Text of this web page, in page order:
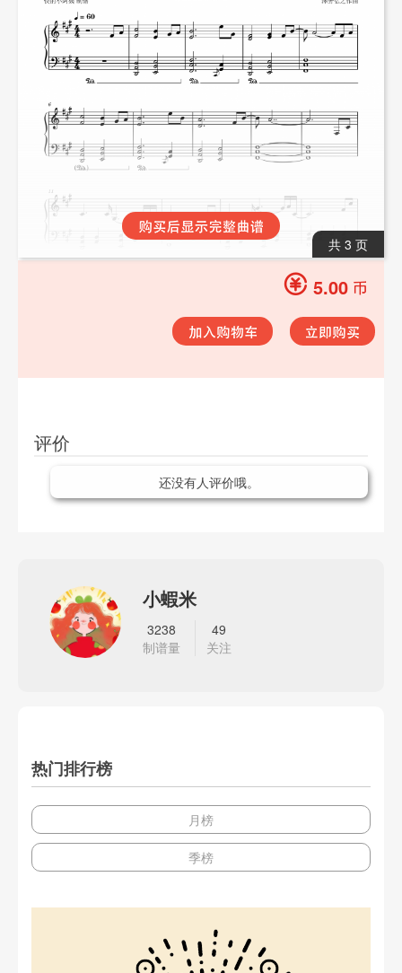
共 3 页
5.00
评价
还没有人评价哦。
小蝦米
3238
制谱量
49
关注
热门排行榜
月榜
季榜